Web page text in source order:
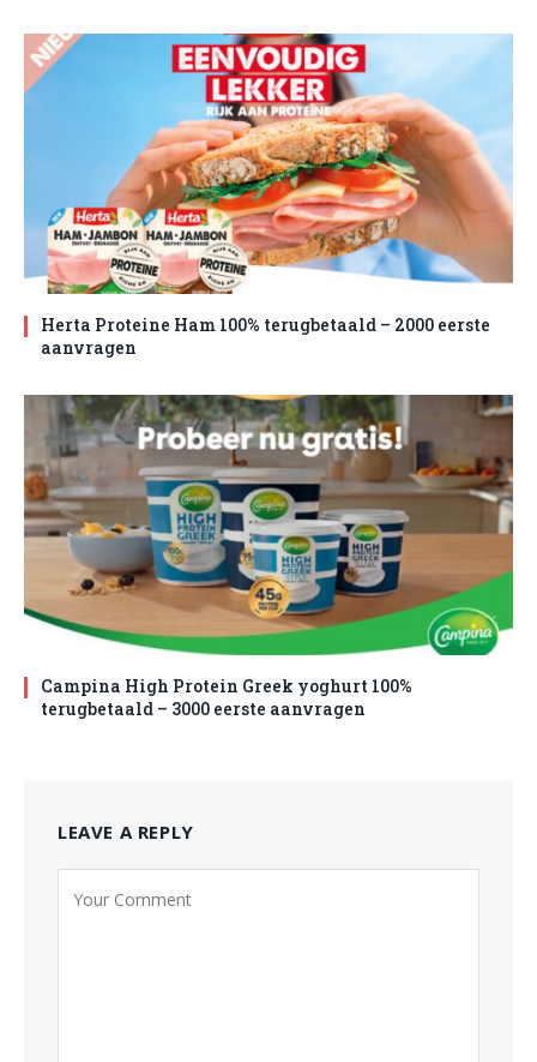
Herta Proteine Ham 100% terugbetaald – 2000 eerste
aanvragen
Campina High Protein Greek yoghurt 100%
terugbetaald – 3000 eerste aanvragen
LEAVE A REPLY